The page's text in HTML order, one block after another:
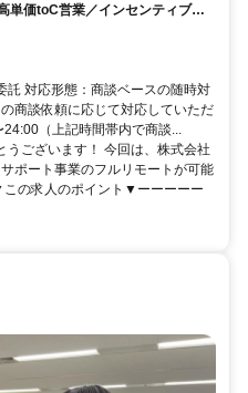
単価toC営業／インセンティブ充
託 対応形態：商談ベースの随時対
商談依頼に応じて対応していただ
（上記時間帯内で商談...
うございます！ 今回は、株式会社
ポート事業のフルリモートが可能
の求人のポイント▼ーーーーー